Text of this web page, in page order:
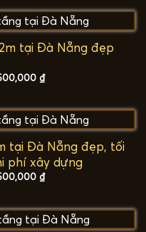
1,500,000 ₫.
tại Đà Nẵng đẹp
₫Giá
hiện
1,500,000 ₫.
tại Đà Nẵng đẹp, tối
phí xây dựng
₫Giá
hiện
1,500,000 ₫.